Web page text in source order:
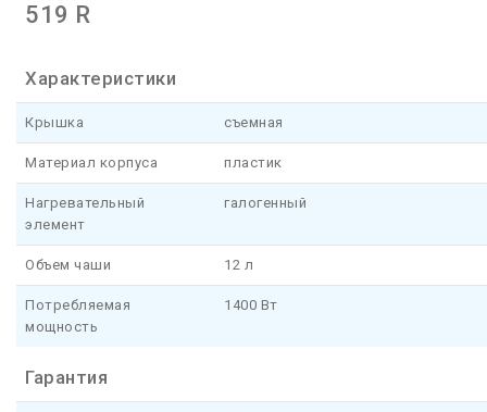
519 R
Характеристики
Крышка съемная
Материал корпуса пластик
Нагревательный
элемент
галогенный
Объем чаши 12 л
Потребляемая
мощность
1400 Вт
Гарантия